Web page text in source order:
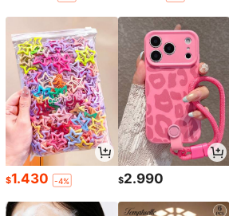
$1.430 -4% $2.990